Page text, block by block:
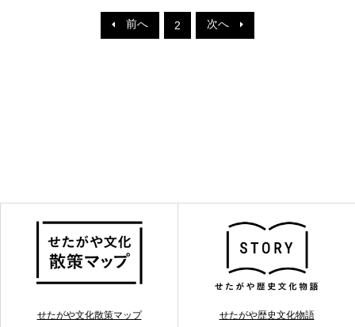
前へ 2 次へ
せたがや文化散策マップ せたがや歴史文化物語